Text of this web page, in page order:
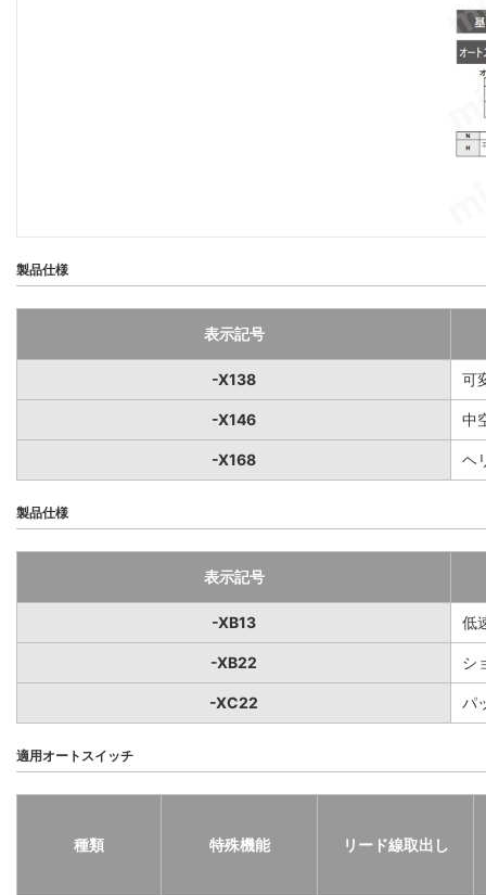
製品仕様
表示記号
-X138 可
-X146 中
-X168 ヘ
製品仕様
表示記号
-XB13 低
-XB22 シ
-XC22 パ
適用オートスイッチ
種類 特殊機能 リード線取出し